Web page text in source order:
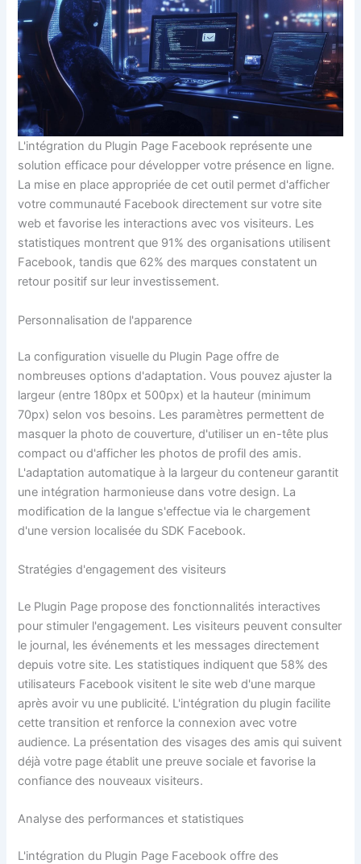
L'intégration du Plugin Page Facebook représente une
solution efficace pour développer votre présence en ligne.
La mise en place appropriée de cet outil permet d'afficher
votre communauté Facebook directement sur votre site
web et favorise les interactions avec vos visiteurs. Les
statistiques montrent que 91% des organisations utilisent
Facebook, tandis que 62% des marques constatent un
retour positif sur leur investissement.
Personnalisation de l'apparence
La configuration visuelle du Plugin Page offre de
nombreuses options d'adaptation. Vous pouvez ajuster la
largeur (entre 180px et 500px) et la hauteur (minimum
70px) selon vos besoins. Les paramètres permettent de
masquer la photo de couverture, d'utiliser un en-tête plus
compact ou d'afficher les photos de profil des amis.
L'adaptation automatique à la largeur du conteneur garantit
une intégration harmonieuse dans votre design. La
modification de la langue s'effectue via le chargement
d'une version localisée du SDK Facebook.
Stratégies d'engagement des visiteurs
Le Plugin Page propose des fonctionnalités interactives
pour stimuler l'engagement. Les visiteurs peuvent consulter
le journal, les événements et les messages directement
depuis votre site. Les statistiques indiquent que 58% des
utilisateurs Facebook visitent le site web d'une marque
après avoir vu une publicité. L'intégration du plugin facilite
cette transition et renforce la connexion avec votre
audience. La présentation des visages des amis qui suivent
déjà votre page établit une preuve sociale et favorise la
confiance des nouveaux visiteurs.
Analyse des performances et statistiques
L'intégration du Plugin Page Facebook offre des